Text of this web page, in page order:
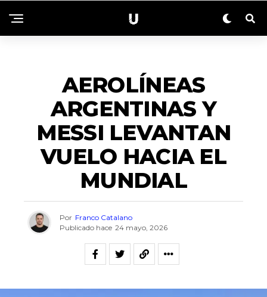
AEROLÍNEAS
ARGENTINAS Y
MESSI LEVANTAN
VUELO HACIA EL
MUNDIAL
Por Franco Catalano
Publicado hace 24 mayo, 2026